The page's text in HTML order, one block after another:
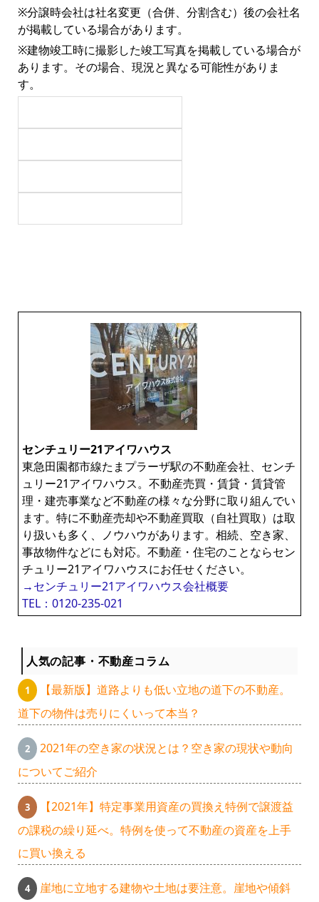
※分譲時会社は社名変更（合併、分割含む）後の会社名
が掲載している場合があります。
※建物竣工時に撮影した竣工写真を掲載している場合が
あります。その場合、現況と異なる可能性がありま
す。
センチュリー21アイワハウス
東急田園都市線たまプラーザ駅の不動産会社、センチ
ュリー21アイワハウス。不動産売買・賃貸・賃貸管
理・建売事業など不動産の様々な分野に取り組んでい
ます。特に不動産売却や不動産買取（自社買取）は取
り扱いも多く、ノウハウがあります。相続、空き家、
事故物件などにも対応。不動産・住宅のことならセン
チュリー21アイワハウスにお任せください。
→センチュリー21アイワハウス会社概要
TEL：0120-235-021
人気の記事・不動産コラム
【最新版】道路よりも低い立地の道下の不動産。
道下の物件は売りにくいって本当？
2021年の空き家の状況とは？空き家の現状や動向
についてご紹介
【2021年】特定事業用資産の買換え特例で譲渡益
の課税の繰り延べ。特例を使って不動産の資産を上手
に買い換える
崖地に立地する建物や土地は要注意。崖地や傾斜